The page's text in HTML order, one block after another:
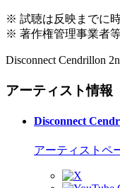
※ 試聴は反映までに
※ 著作権管理事業者
Disconnect Cendrillon
アーティスト情報
Disconnect
アーティストペ